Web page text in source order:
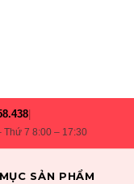
Thứ 7 8:00 – 17:30
SẢN PHẨM